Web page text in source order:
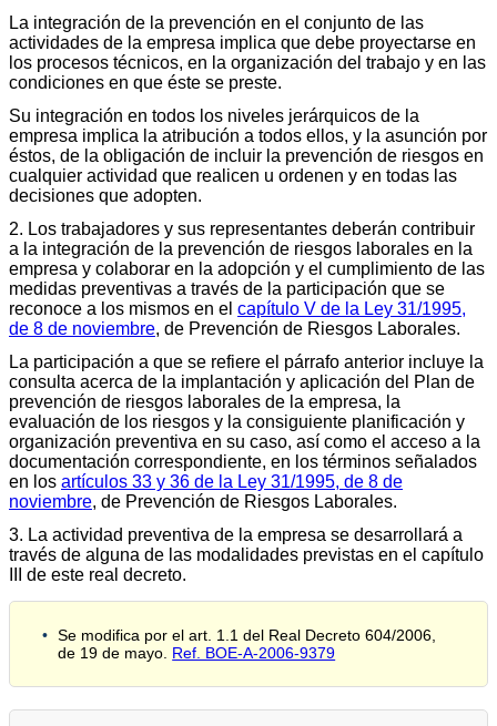
La integración de la prevención en el conjunto de las
actividades de la empresa implica que debe proyectarse en
los procesos técnicos, en la organización del trabajo y en las
condiciones en que éste se preste.
Su integración en todos los niveles jerárquicos de la
empresa implica la atribución a todos ellos, y la asunción por
éstos, de la obligación de incluir la prevención de riesgos en
cualquier actividad que realicen u ordenen y en todas las
decisiones que adopten.
2. Los trabajadores y sus representantes deberán contribuir
a la integración de la prevención de riesgos laborales en la
empresa y colaborar en la adopción y el cumplimiento de las
medidas preventivas a través de la participación que se
reconoce a los mismos en el capítulo V de la Ley 31/1995,
de 8 de noviembre, de Prevención de Riesgos Laborales.
La participación a que se refiere el párrafo anterior incluye la
consulta acerca de la implantación y aplicación del Plan de
prevención de riesgos laborales de la empresa, la
evaluación de los riesgos y la consiguiente planificación y
organización preventiva en su caso, así como el acceso a la
documentación correspondiente, en los términos señalados
en los artículos 33 y 36 de la Ley 31/1995, de 8 de
noviembre, de Prevención de Riesgos Laborales.
3. La actividad preventiva de la empresa se desarrollará a
través de alguna de las modalidades previstas en el capítulo
III de este real decreto.
Se modifica por el art. 1.1 del Real Decreto 604/2006,
de 19 de mayo. Ref. BOE-A-2006-9379